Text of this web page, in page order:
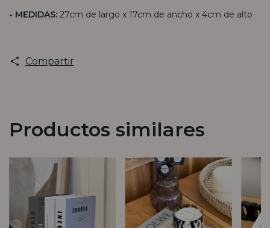
- MEDIDAS: 27cm de largo x 17cm de ancho x 4cm de alto
Compartir
Productos similares